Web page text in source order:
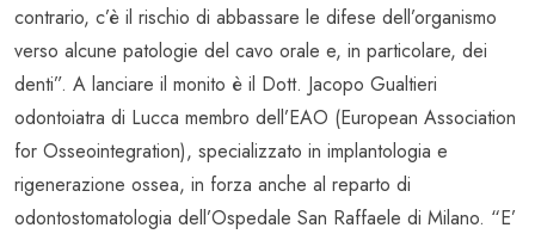
contrario, c’è il rischio di abbassare le difese dell’organismo
verso alcune patologie del cavo orale e, in particolare, dei
denti”. A lanciare il monito è il Dott. Jacopo Gualtieri
odontoiatra di Lucca membro dell’EAO (European Association
for Osseointegration), specializzato in implantologia e
rigenerazione ossea, in forza anche al reparto di
odontostomatologia dell’Ospedale San Raffaele di Milano. “E’